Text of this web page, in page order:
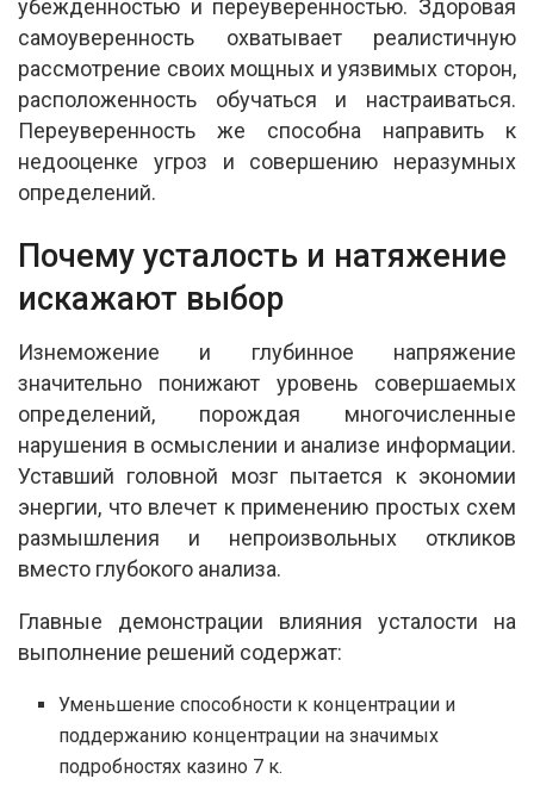
убежденностью и переуверенностью. Здоровая
самоуверенность охватывает реалистичную
рассмотрение своих мощных и уязвимых сторон,
расположенность обучаться и настраиваться.
Переуверенность же способна направить к
недооценке угроз и совершению неразумных
определений.
Почему усталость и натяжение
искажают выбор
Изнеможение и глубинное напряжение
значительно понижают уровень совершаемых
определений, порождая многочисленные
нарушения в осмыслении и анализе информации.
Уставший головной мозг пытается к экономии
энергии, что влечет к применению простых схем
размышления и непроизвольных откликов
вместо глубокого анализа.
Главные демонстрации влияния усталости на
выполнение решений содержат:
Уменьшение способности к концентрации и
поддержанию концентрации на значимых
подробностях казино 7 к.